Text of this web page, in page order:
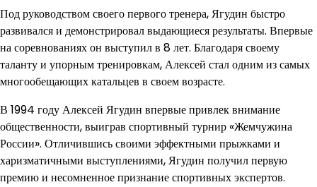
Под руководством своего первого тренера, Ягудин быстро
развивался и демонстрировал выдающиеся результаты. Впервые
на соревнованиях он выступил в 8 лет. Благодаря своему
таланту и упорным тренировкам, Алексей стал одним из самых
многообещающих катальцев в своем возрасте.
В 1994 году Алексей Ягудин впервые привлек внимание
общественности, выиграв спортивный турнир «Жемчужина
России». Отличившись своими эффектными прыжками и
харизматичными выступлениями, Ягудин получил первую
премию и несомненное признание спортивных экспертов.